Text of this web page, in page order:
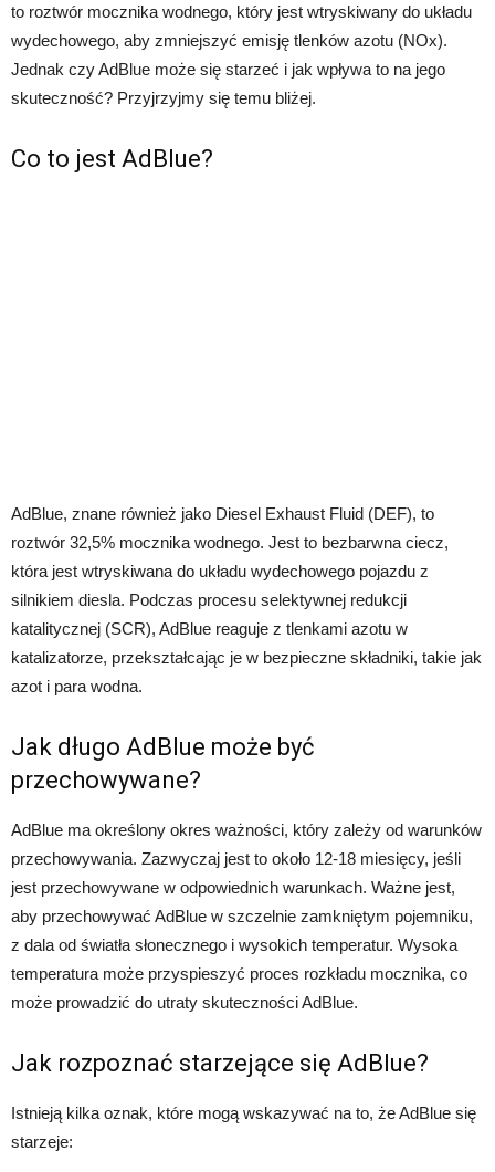
to roztwór mocznika wodnego, który jest wtryskiwany do układu
wydechowego, aby zmniejszyć emisję tlenków azotu (NOx).
Jednak czy AdBlue może się starzeć i jak wpływa to na jego
skuteczność? Przyjrzyjmy się temu bliżej.
Co to jest AdBlue?
AdBlue, znane również jako Diesel Exhaust Fluid (DEF), to
roztwór 32,5% mocznika wodnego. Jest to bezbarwna ciecz,
która jest wtryskiwana do układu wydechowego pojazdu z
silnikiem diesla. Podczas procesu selektywnej redukcji
katalitycznej (SCR), AdBlue reaguje z tlenkami azotu w
katalizatorze, przekształcając je w bezpieczne składniki, takie jak
azot i para wodna.
Jak długo AdBlue może być
przechowywane?
AdBlue ma określony okres ważności, który zależy od warunków
przechowywania. Zazwyczaj jest to około 12-18 miesięcy, jeśli
jest przechowywane w odpowiednich warunkach. Ważne jest,
aby przechowywać AdBlue w szczelnie zamkniętym pojemniku,
z dala od światła słonecznego i wysokich temperatur. Wysoka
temperatura może przyspieszyć proces rozkładu mocznika, co
może prowadzić do utraty skuteczności AdBlue.
Jak rozpoznać starzejące się AdBlue?
Istnieją kilka oznak, które mogą wskazywać na to, że AdBlue się
starzeje: